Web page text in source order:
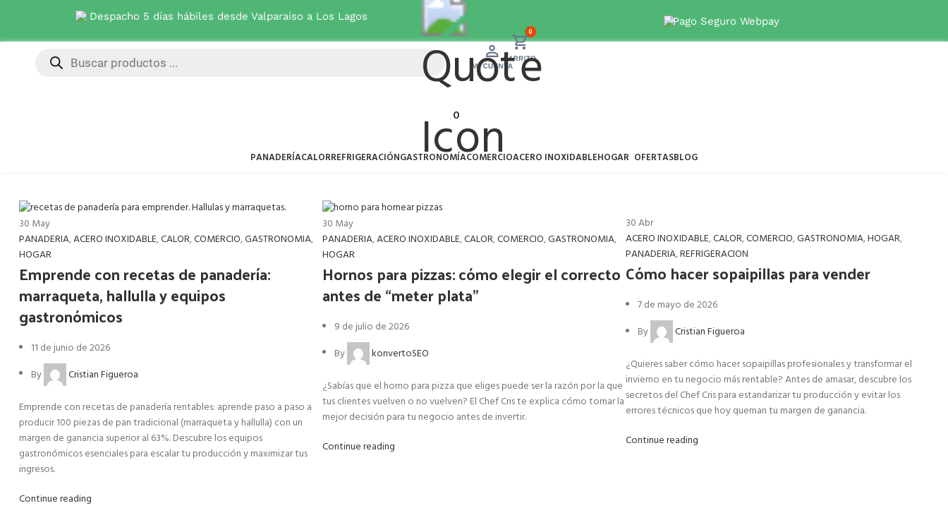
Despacho 5 días hábiles desde Valparaíso a Los Lagos Ver ofertas disponibles →
Pago Seguro Webpay
0
0
PANADERÍACALORREFRIGERACIÓNGASTRONOMÍACOMERCIOACERO INOXIDABLEHOGAR OFERTASBLOG
30 May
PANADERIA,ACERO INOXIDABLE,CALOR,COMERCIO,GASTRONOMIA,
HOGAR
Emprende con recetas de panadería:
marraqueta, hallulla y equipos
gastronómicos
11 de junio de 2026
By
Cristian Figueroa
Emprende con recetas de panadería rentables: aprende paso a paso a
producir 100 piezas de pan tradicional (marraqueta y hallulla) con un
margen de ganancia superior al 63%. Descubre los equipos
gastronómicos esenciales para escalar tu producción y maximizar tus
ingresos.
Continue reading
30 May
PANADERIA,ACERO INOXIDABLE,CALOR,COMERCIO,GASTRONOMIA,
HOGAR
Hornos para pizzas: cómo elegir el correcto
antes de “meter plata”
9 de julio de 2026
By
konvertoSEO
¿Sabías que el horno para pizza que eliges puede ser la razón por la que
tus clientes vuelven o no vuelven? El Chef Cris te explica cómo tomar la
mejor decisión para tu negocio antes de invertir.
Continue reading
30Abr
ACERO INOXIDABLE,CALOR,COMERCIO,GASTRONOMIA,HOGAR,
PANADERIA,REFRIGERACION
Cómo hacer sopaipillas para vender
7 de mayo de 2026
By
Cristian Figueroa
¿Quieres saber cómo hacer sopaipillas profesionales y transformar el
invierno en tu negocio más rentable? Antes de amasar, descubre los
secretos del Chef Cris para estandarizar tu producción y evitar los
errores técnicos que hoy queman tu margen de ganancia.
Continue reading